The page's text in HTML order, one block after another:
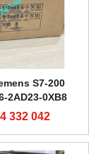
S7-200
2AD23-0XB8
332 042